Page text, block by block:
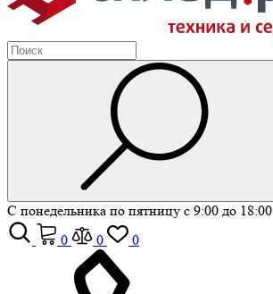
С понедельника по пятницу с 9:00 до 18:00
0
0 0